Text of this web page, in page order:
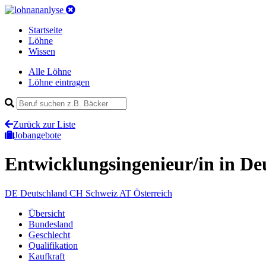
Startseite
Löhne
Wissen
Alle Löhne
Löhne eintragen
Zurück zur Liste
Jobangebote
Entwicklungsingenieur/in in
DE Deutschland CH Schweiz AT Österreich
Übersicht
Bundesland
Geschlecht
Qualifikation
Kaufkraft